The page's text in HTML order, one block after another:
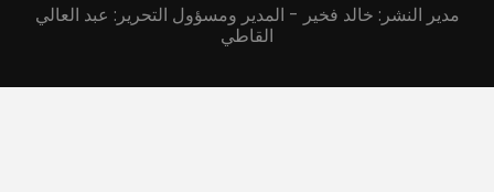
مدير النشر: خالد فخير - المدير ومسؤول التحرير: عبد العالي
القاطي